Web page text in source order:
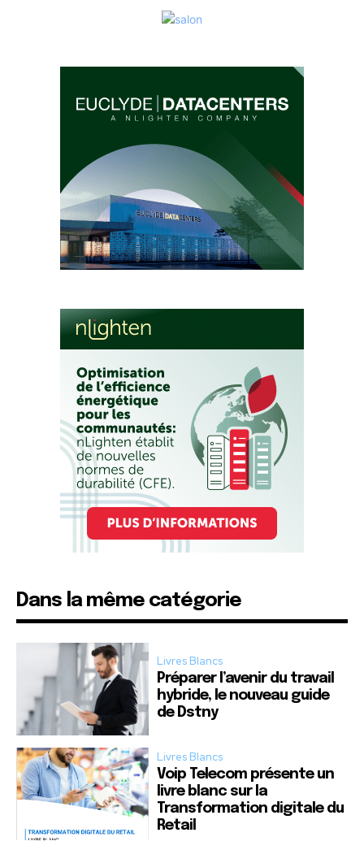
Dans la même catégorie
Livres Blancs
Préparer l’avenir du travail
hybride, le nouveau guide
de Dstny
Livres Blancs
Voip Telecom présente un
livre blanc sur la
Transformation digitale du
Retail